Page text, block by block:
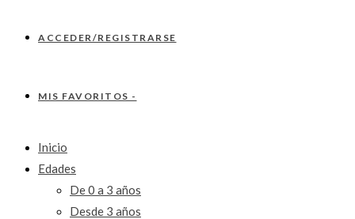
ACCEDER/REGISTRARSE
MIS FAVORITOS -
Inicio
Edades
De 0 a 3 años
Desde 3 años